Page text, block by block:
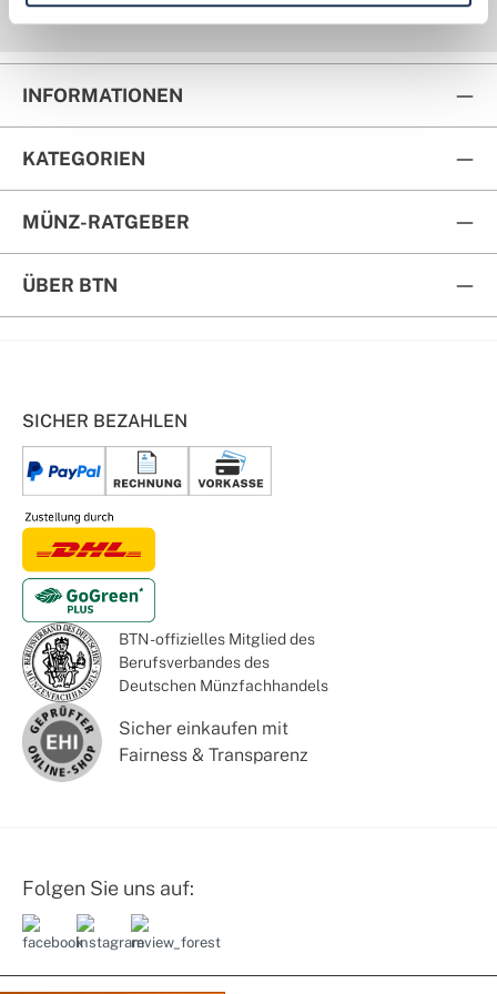
INFORMATIONEN
KATEGORIEN
MÜNZ-RATGEBER
ÜBER BTN
SICHER BEZAHLEN
BTN - offizielles Mitglied des
Berufsverbandes des
Deutschen Münzfachhandels
Sicher einkaufen mit
Fairness & Transparenz
Folgen Sie uns auf: